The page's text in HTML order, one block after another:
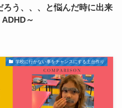
う、、、と悩んだ時に出来
～
学校に行かない事をチャンスにする土台作り